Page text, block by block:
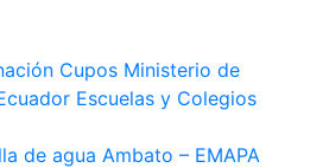
Cupos Ministerio de
Escuelas y Colegios
de agua Ambato – EMAPA